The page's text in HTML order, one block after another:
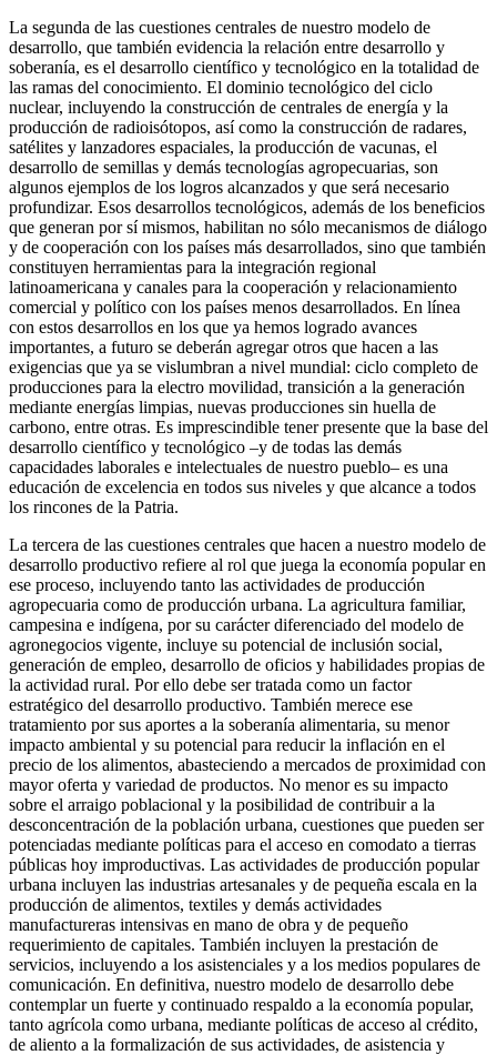
La segunda de las cuestiones centrales de nuestro modelo de
desarrollo, que también evidencia la relación entre desarrollo y
soberanía, es el desarrollo científico y tecnológico en la totalidad de
las ramas del conocimiento. El dominio tecnológico del ciclo
nuclear, incluyendo la construcción de centrales de energía y la
producción de radioisótopos, así como la construcción de radares,
satélites y lanzadores espaciales, la producción de vacunas, el
desarrollo de semillas y demás tecnologías agropecuarias, son
algunos ejemplos de los logros alcanzados y que será necesario
profundizar. Esos desarrollos tecnológicos, además de los beneficios
que generan por sí mismos, habilitan no sólo mecanismos de diálogo
y de cooperación con los países más desarrollados, sino que también
constituyen herramientas para la integración regional
latinoamericana y canales para la cooperación y relacionamiento
comercial y político con los países menos desarrollados. En línea
con estos desarrollos en los que ya hemos logrado avances
importantes, a futuro se deberán agregar otros que hacen a las
exigencias que ya se vislumbran a nivel mundial: ciclo completo de
producciones para la electro movilidad, transición a la generación
mediante energías limpias, nuevas producciones sin huella de
carbono, entre otras. Es imprescindible tener presente que la base del
desarrollo científico y tecnológico –y de todas las demás
capacidades laborales e intelectuales de nuestro pueblo– es una
educación de excelencia en todos sus niveles y que alcance a todos
los rincones de la Patria.
La tercera de las cuestiones centrales que hacen a nuestro modelo de
desarrollo productivo refiere al rol que juega la economía popular en
ese proceso, incluyendo tanto las actividades de producción
agropecuaria como de producción urbana. La agricultura familiar,
campesina e indígena, por su carácter diferenciado del modelo de
agronegocios vigente, incluye su potencial de inclusión social,
generación de empleo, desarrollo de oficios y habilidades propias de
la actividad rural. Por ello debe ser tratada como un factor
estratégico del desarrollo productivo. También merece ese
tratamiento por sus aportes a la soberanía alimentaria, su menor
impacto ambiental y su potencial para reducir la inflación en el
precio de los alimentos, abasteciendo a mercados de proximidad con
mayor oferta y variedad de productos. No menor es su impacto
sobre el arraigo poblacional y la posibilidad de contribuir a la
desconcentración de la población urbana, cuestiones que pueden ser
potenciadas mediante políticas para el acceso en comodato a tierras
públicas hoy improductivas. Las actividades de producción popular
urbana incluyen las industrias artesanales y de pequeña escala en la
producción de alimentos, textiles y demás actividades
manufactureras intensivas en mano de obra y de pequeño
requerimiento de capitales. También incluyen la prestación de
servicios, incluyendo a los asistenciales y a los medios populares de
comunicación. En definitiva, nuestro modelo de desarrollo debe
contemplar un fuerte y continuado respaldo a la economía popular,
tanto agrícola como urbana, mediante políticas de acceso al crédito,
de aliento a la formalización de sus actividades, de asistencia y